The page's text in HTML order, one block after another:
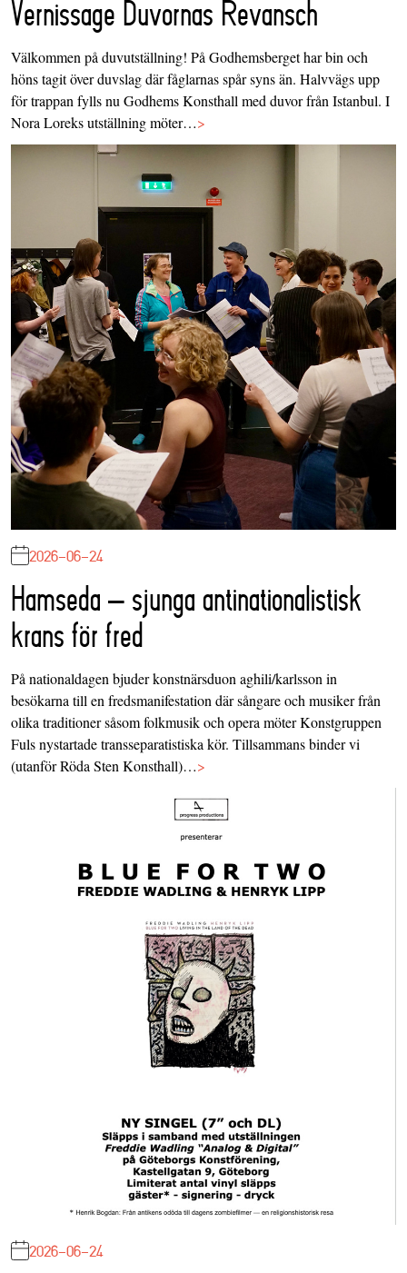
Vernissage Duvornas Revansch
Välkommen på duvutställning! På Godhemsberget har bin och
höns tagit över duvslag där fåglarnas spår syns än. Halvvägs upp
för trappan fylls nu Godhems Konsthall med duvor från Istanbul. I
Nora Loreks utställning möter…>
2026-06-24
Hamseda – sjunga antinationalistisk
krans för fred
På nationaldagen bjuder konstnärsduon aghili/karlsson in
besökarna till en fredsmanifestation där sångare och musiker från
olika traditioner såsom folkmusik och opera möter Konstgruppen
Fuls nystartade transseparatistiska kör. Tillsammans binder vi
(utanför Röda Sten Konsthall)…>
2026-06-24